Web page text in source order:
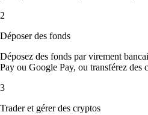
2
Déposer des fonds
Déposez des fonds par virement
Pay ou Google Pay, ou transférez des
3
Trader et gérer des cryptos